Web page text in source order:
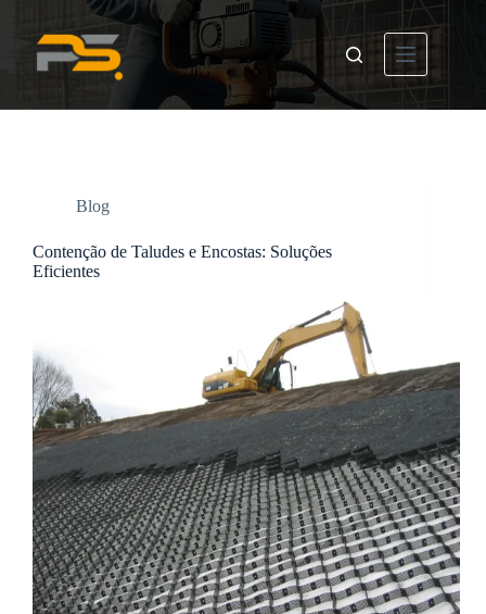
conteúdo
Blog
Contenção de Taludes e Encostas: Soluções
Eficientes